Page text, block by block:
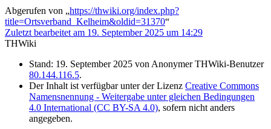
Abgerufen von „https://thwiki.org/index.php?
title=Ortsverband_Kelheim&oldid=31370“
Zuletzt bearbeitet am 19. September 2025 um 14:29
THWiki
Stand: 19. September 2025 von Anonymer THWiki-Benutzer
80.144.116.5.
Der Inhalt ist verfügbar unter der Lizenz Creative Commons
Namensnennung - Weitergabe unter gleichen Bedingungen
4.0 International (CC BY-SA 4.0), sofern nicht anders
angegeben.